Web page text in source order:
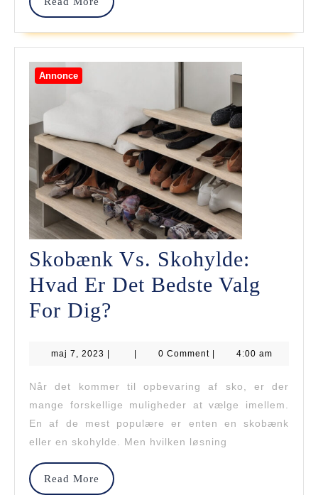
Annonce
Skobænk Vs. Skohylde:
Hvad Er Det Bedste Valg
For Dig?
Skohylde:
Hvad
Er
Det
Bedste
Valg
maj 7, 2023 maj
0 Comment 4:00 am
Når det kommer til opbevaring af sko, er der
mange forskellige muligheder at vælge imellem.
En af de mest populære er enten en skobænk
eller en skohylde. Men hvilken løsning
Read More
Read